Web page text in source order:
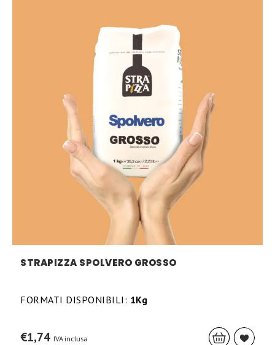
STRAPIZZA SPOLVERO GROSSO
FORMATI DISPONIBILI: 1Kg
€1,74 IVA inclusa